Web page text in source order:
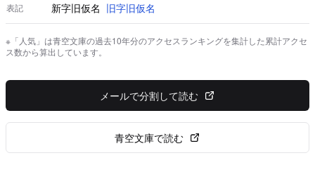
表記 新字旧仮名 旧字旧仮名
※「人気」は青空文庫の過去10年分のアクセスランキングを集計した累計アクセ
ス数から算出しています。
メールで分割して読む
青空文庫で読む